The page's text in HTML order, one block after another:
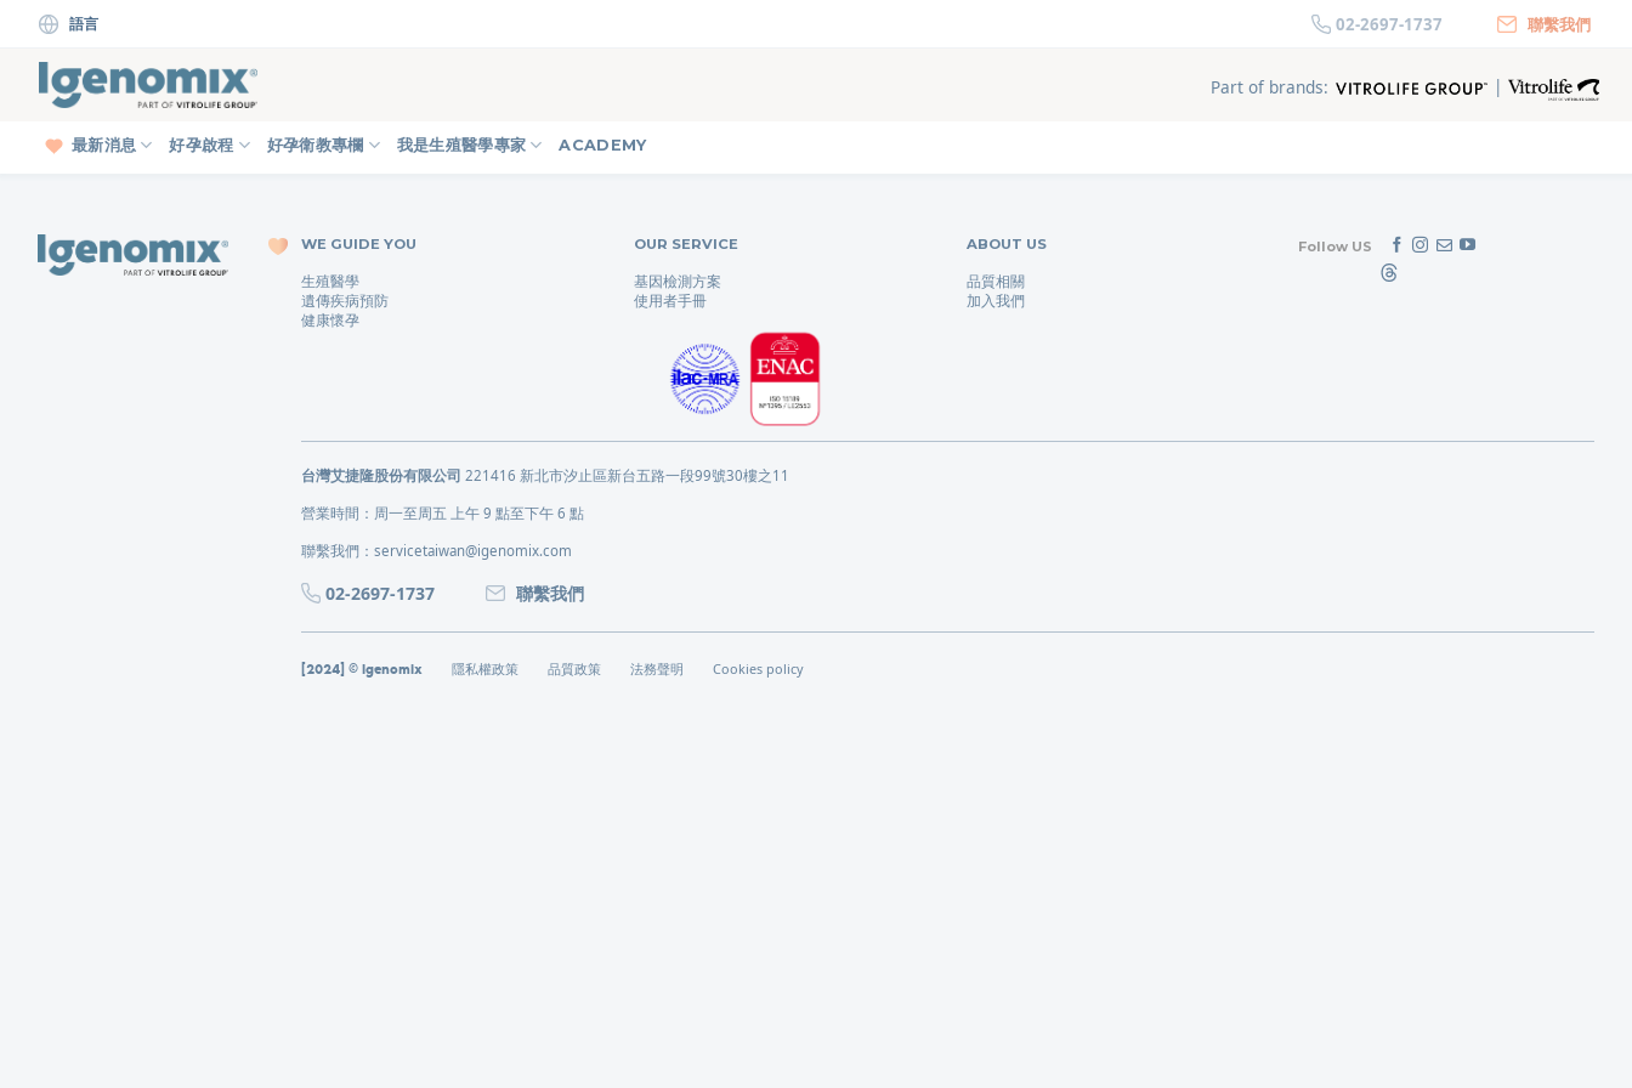
content
語言 02-2697-1737 聯繫我們
Part of brands: |
最新消息 好孕啟程 好孕衛教專欄 我是生殖醫學專家 ACADEMY
WE GUIDE YOU
生殖醫學
遺傳疾病預防
健康懷孕
OUR SERVICE
基因檢測方案
使用者手冊
ABOUT US
品質相關
加入我們
Follow US
台灣艾捷隆股份有限公司 221416 新北市汐止區新台五路一段99號30樓之11
營業時間：周一至周五 上午 9 點至下午 6 點
聯繫我們：servicetaiwan@igenomix.com
02-2697-1737 聯繫我們
[2024] © Igenomix 隱私權政策 品質政策 法務聲明 Cookies policy